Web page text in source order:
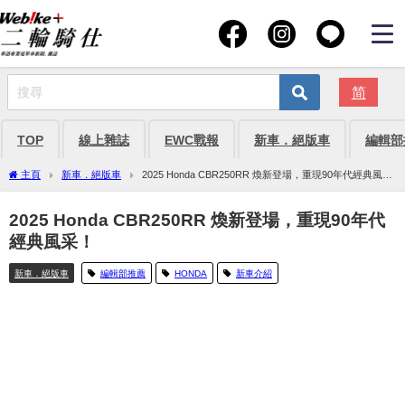
简
TOP 線上雜誌 EWC戰報 新車．絕版車 編輯
主頁 新車．絕版車
2025 Honda CBR250RR 煥新登場，重現90年代經典風
采！
2025 Honda CBR250RR 煥新登場，重現90年代
經典風采！
新車．絕版車 編輯部推薦 HONDA 新車介紹